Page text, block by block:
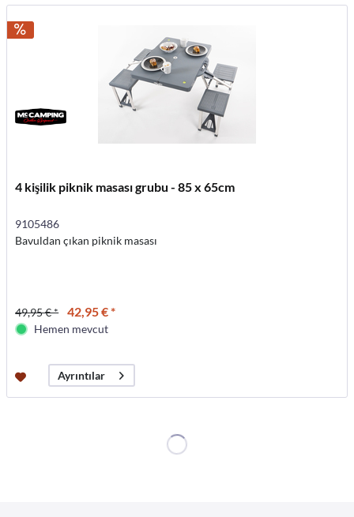
4 kişilik piknik masası grubu - 85 x 65cm
9105486
Bavuldan çıkan piknik masası
49,95 € * 42,95 € *
Hemen mevcut
Ayrıntılar